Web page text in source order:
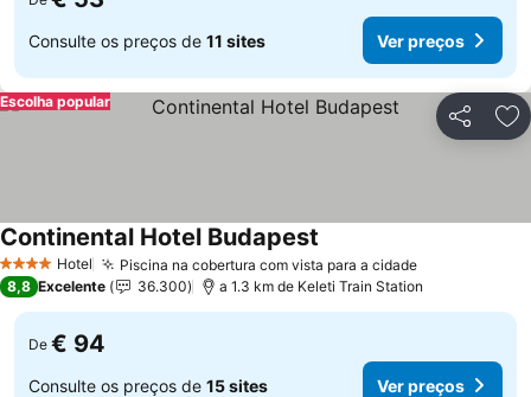
Consulte os preços de 11 sites Ver preços
Partilhar
Escolha popular
4 EstrelasHotel Piscina na cobertura com vista para a cidadeVer preços
Continental Hotel Budapest
8,8 Excelente 36.300 a 1.3 km de Keleti Train Station
De € 94
Consulte os preços de 15 sites Ver preços